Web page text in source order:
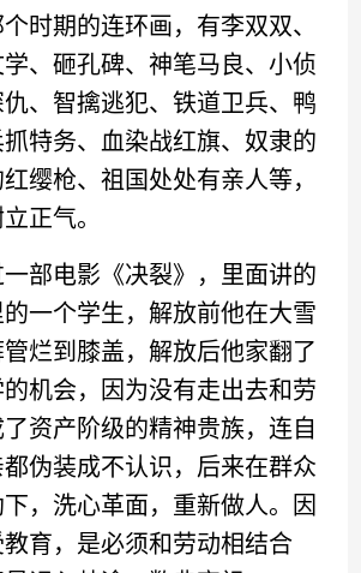
期的连环画，有李双双、
、砸孔碑、神笔马良、小侦
、智擒逃犯、铁道卫兵、鸭
特务、血染战红旗、奴隶的
缨枪、祖国处处有亲人等，
正气。
电影《决裂》，里面讲的
一个学生，解放前他在大雪
烂到膝盖，解放后他家翻了
机会，因为没有走出去和劳
资产阶级的精神贵族，连自
伪装成不认识，后来在群众
，洗心革面，重新做人。因
育，是必须和劳动相结合